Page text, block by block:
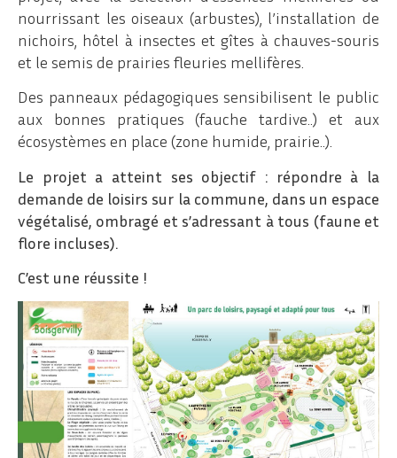
nourrissant les oiseaux (arbustes), l’installation de
nichoirs, hôtel à insectes et gîtes à chauves-souris
et le semis de prairies fleuries mellifères.
Des panneaux pédagogiques sensibilisent le public
aux bonnes pratiques (fauche tardive..) et aux
écosystèmes en place (zone humide, prairie..).
Le projet a atteint ses objectif : répondre à la
demande de loisirs sur la commune, dans un espace
végétalisé, ombragé et s’adressant à tous (faune et
flore incluses).
C’est une réussite !